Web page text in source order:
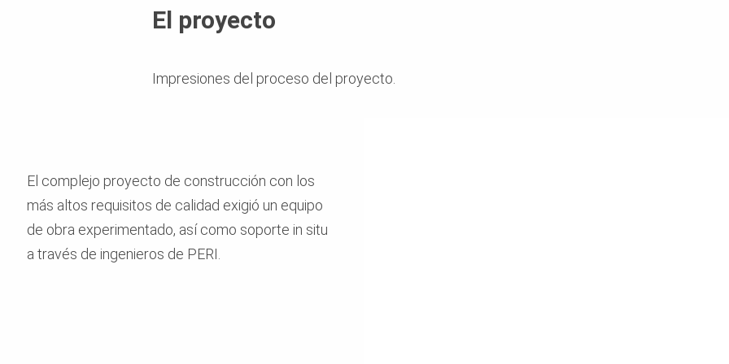
El proyecto
Impresiones del proceso del proyecto.
El complejo proyecto de construcción con los
más altos requisitos de calidad exigió un equipo
de obra experimentado, así como soporte in situ
a través de ingenieros de PERI.